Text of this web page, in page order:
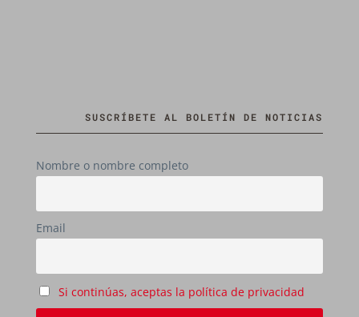
SUSCRÍBETE AL BOLETÍN DE NOTICIAS
Nombre o nombre completo
Email
Si continúas, aceptas la política de privacidad